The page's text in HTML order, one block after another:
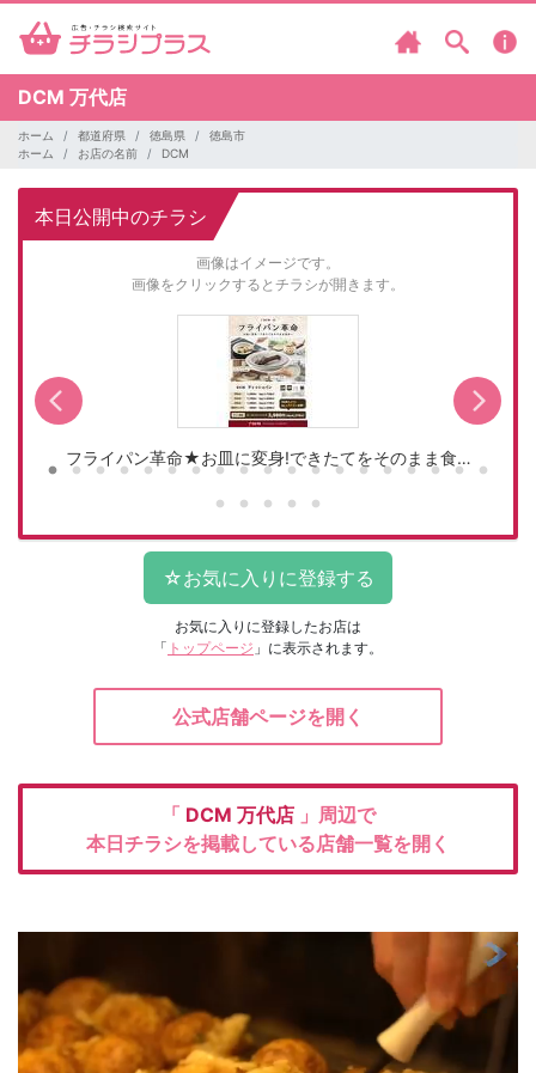
DCM 万代店
ホーム 都道府県 徳島県
徳島市
ホーム
お店の名前 DCM
本日公開中のチラシ
画像はイメージです。
画像をクリックするとチラシが開きます。
フライパン革命★お皿に変身!できたてをそのまま食…
お気に入りに登録したお店は
「 トップページ 」に表示されます。
公式店舗ページを開く
「 DCM 万代店 」周辺で
本日チラシを掲載している店舗一覧を開く